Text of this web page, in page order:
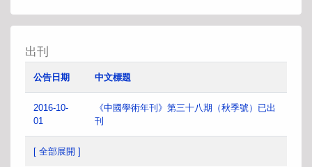
出刊
公告日期 中文標題
2016-10-
01
《中國學術年刊》第三十八期（秋季號）已出
刊
[ 全部展開 ]